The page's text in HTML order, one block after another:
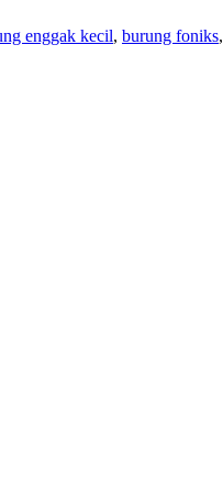
enggak kecil, burung foniks,